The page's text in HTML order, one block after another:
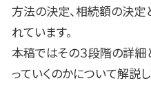
方法の決定、相続額の決
れています。
本稿ではその３段階の詳
っていくのかについて解説し